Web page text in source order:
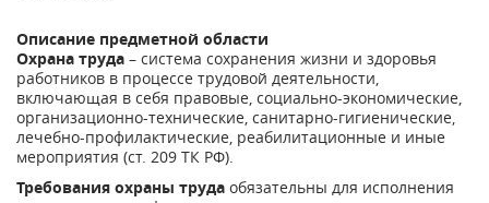
Описание предметной области
Охрана труда – система сохранения жизни и здоровья
работников в процессе трудовой деятельности,
включающая в себя правовые, социально-экономические,
организационно-технические, санитарно-гигиенические,
лечебно-профилактические, реабилитационные и иные
мероприятия (ст. 209 ТК РФ).
Требования охраны труда обязательны для исполнения